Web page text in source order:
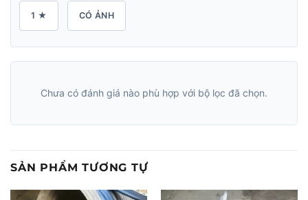
1 ★ CÓ ẢNH
Chưa có đánh giá nào phù hợp với bộ lọc đã chọn.
SẢN PHẨM TƯƠNG TỰ